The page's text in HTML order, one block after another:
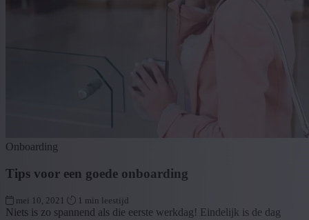
Onboarding
Tips voor een goede onboarding
mei 10, 2021 1 min leestijd
Niets is zo spannend als die eerste werkdag! Eindelijk is de dag